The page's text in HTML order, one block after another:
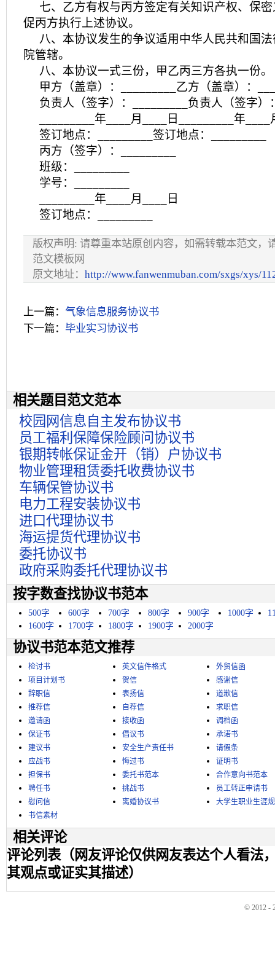
七、乙方有权与丙方签定有关知识产权、保
促丙方执行上述协议。
八、本协议发生的争议适用中华人民共和国
院管辖。
八、本协议一式三份，甲乙丙三方各执一份。
甲方（盖章）：_________乙方（盖章）：
负责人（签字）：_________负责人（签字）
_________年____月____日_________年____
签订地点：_________签订地点：_________
丙方（签字）：_________
班级：_________
学号：_________
_________年____月____日
签订地点：_________
版权声明: 请尊重本站原创内容，如需转载本范文，
范文模板网
原文地址： http://www.fanwenmuban.com/sxgs/xys/
上一篇： 气象信息服务协议书
下一篇： 毕业实习协议书
相关题目范文范本
校园网信息自主发布协议书
员工福利保障保险顾问协议书
银期转帐保证金开（销）户协议书
物业管理租赁委托收费协议书
车辆保管协议书
电力工程安装协议书
进口代理协议书
海运提货代理协议书
委托协议书
政府采购委托代理协议书
按字数查找协议书范本
500字 600字 700字 800字 900字 1000字
1600字
1700字 1800字 1900字 2000字
协议书范本范文推荐
检讨书 英文信件格式
外贸信函
项目计划书
贺信
感谢信
辞职信
表扬信
道歉信
推荐信
自荐信
求职信
邀请函
接收函
调档函
保证书
倡议书
承诺书
建议书
安全生产责任书
请假条
应战书
悔过书
证明书
担保书
委托书范本
合作意向书范本
聘任书
挑战书
员工转正申请书
慰问信
离婚协议书
大学生职业生涯
书信素材
相关评论
评论列表（网友评论仅供网友表达个人看法
其观点或证实其描述）
© 2012 -